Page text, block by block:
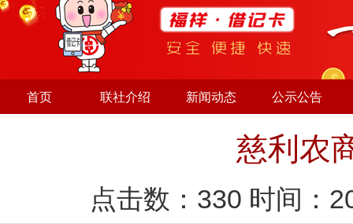
首页 联社介绍 新闻动态 公示公告
慈利农
点击数： 330 时间：